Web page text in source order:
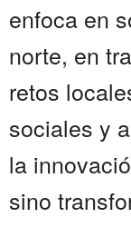
enfoca en
norte, en
retos
sociales y
la
sino